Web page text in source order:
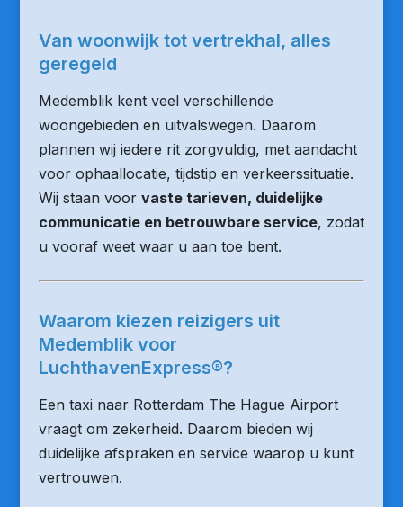
Van woonwijk tot vertrekhal, alles
geregeld
Medemblik kent veel verschillende
woongebieden en uitvalswegen. Daarom
plannen wij iedere rit zorgvuldig, met aandacht
voor ophaallocatie, tijdstip en verkeerssituatie.
Wij staan voor vaste tarieven, duidelijke
communicatie en betrouwbare service, zodat
u vooraf weet waar u aan toe bent.
Waarom kiezen reizigers uit
Medemblik voor
LuchthavenExpress®?
Een taxi naar Rotterdam The Hague Airport
vraagt om zekerheid. Daarom bieden wij
duidelijke afspraken en service waarop u kunt
vertrouwen.